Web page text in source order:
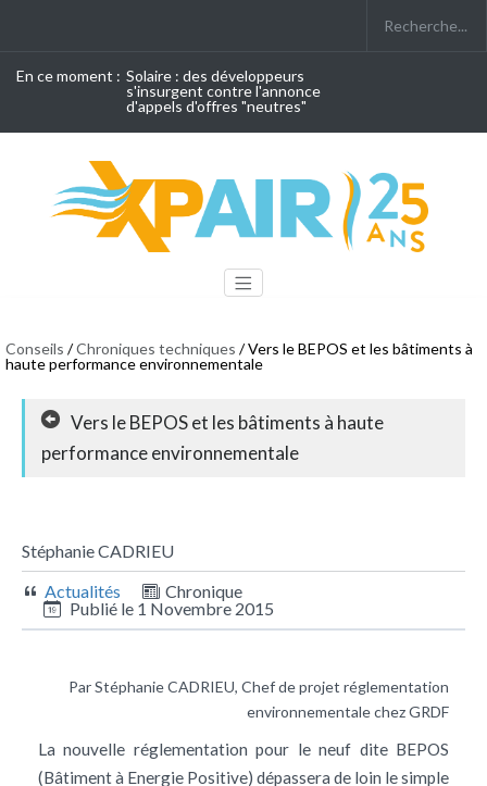
En ce moment : Solaire : des développeurs
s'insurgent contre l'annonce
d'appels d'offres "neutres"
Conseils /Chroniques techniques / Vers le BEPOS et les bâtiments à
haute performance environnementale
Vers le BEPOS et les bâtiments à haute
performance environnementale
Stéphanie CADRIEU
Actualités
Chronique
Publié le 1 Novembre 2015
Par Stéphanie CADRIEU, Chef de projet réglementation
environnementale chez GRDF
La nouvelle réglementation pour le neuf dite BEPOS
(Bâtiment à Energie Positive) dépassera de loin le simple